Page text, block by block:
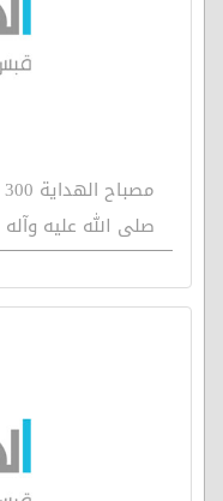
صلى الله عليه وآله